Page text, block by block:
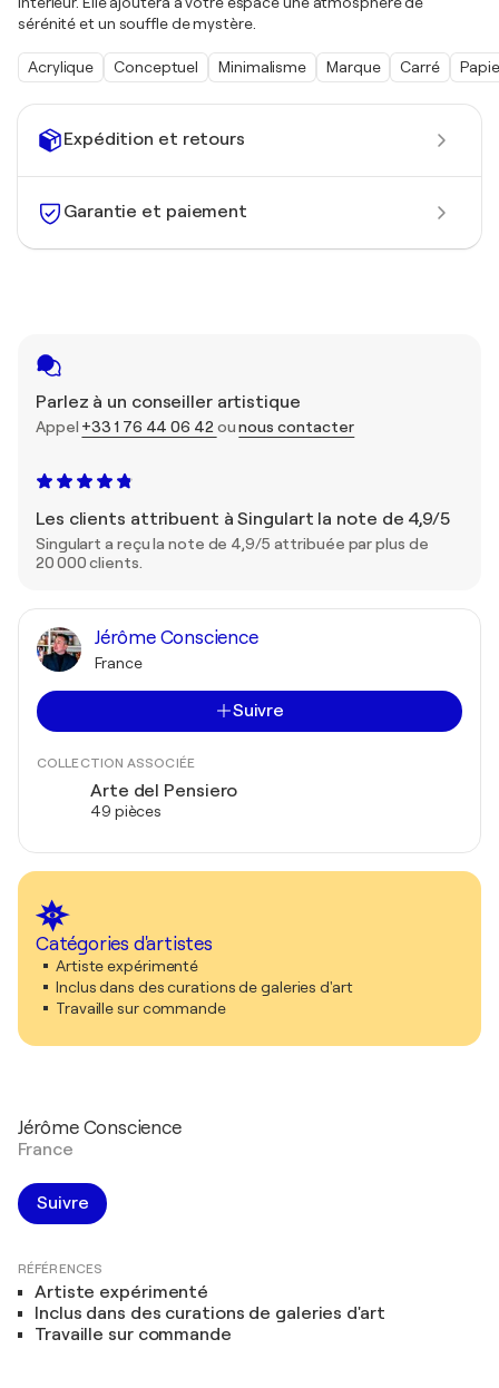
Expédition et retours
Garantie et paiement
Parlez à un conseiller artistique
Appel +33 1 76 44 06 42 ounous contacter
Les clients attribuent à Singulart la note de 4,9/5
Singulart a reçu la note de 4,9/5 attribuée par plus de
20 000 clients.
Jérôme Conscience
France
Suivre
COLLECTION ASSOCIÉE
Arte del Pensiero
49 pièces
Catégories d'artistes
Artiste expérimenté
Inclus dans des curations de galeries d'art
Travaille sur commande
sérénité et un souffle de mystère.
Acrylique Conceptuel Minimalisme Marque Carré
Jérôme Conscience
France
Suivre
RÉFÉRENCES
Artiste expérimenté
Inclus dans des curations de galeries d'art
Travaille sur commande